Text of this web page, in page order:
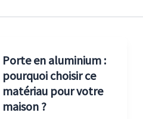
Porte en aluminium :
pourquoi choisir ce
matériau pour votre
maison ?